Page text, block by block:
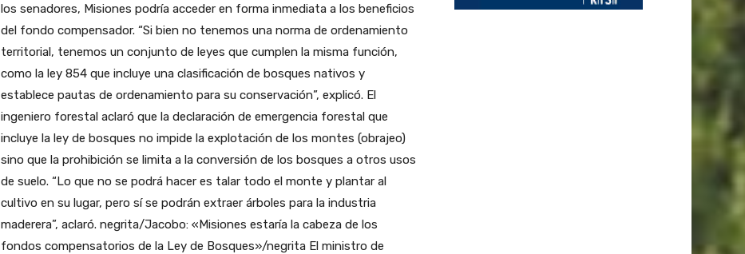
los senadores, Misiones podría acceder en forma inmediata a los beneficios
del fondo compensador. “Si bien no tenemos una norma de ordenamiento
territorial, tenemos un conjunto de leyes que cumplen la misma función,
como la ley 854 que incluye una clasificación de bosques nativos y
establece pautas de ordenamiento para su conservación”, explicó. El
ingeniero forestal aclaró que la declaración de emergencia forestal que
incluye la ley de bosques no impide la explotación de los montes (obrajeo)
sino que la prohibición se limita a la conversión de los bosques a otros usos
de suelo. “Lo que no se podrá hacer es talar todo el monte y plantar al
cultivo en su lugar, pero sí se podrán extraer árboles para la industria
maderera”, aclaró. negrita/Jacobo: «Misiones estaría la cabeza de los
fondos compensatorios de la Ley de Bosques»/negrita El ministro de